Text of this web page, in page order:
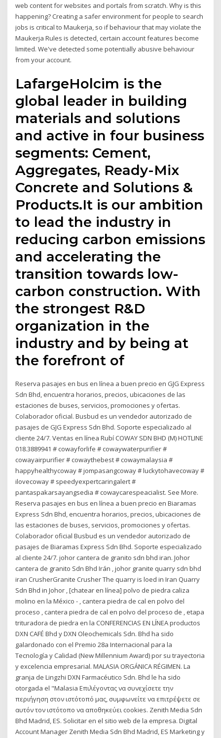
web content for websites and portals from scratch. Why is this
happening? Creating a safer environment for people to search
jobs is critical to Maukerja, so if behaviour that may violate the
Maukerja Rules is detected, certain account features become
limited. We've detected some potentially abusive behaviour
from your account.
LafargeHolcim is the
global leader in building
materials and solutions
and active in four business
segments: Cement,
Aggregates, Ready-Mix
Concrete and Solutions &
Products.It is our ambition
to lead the industry in
reducing carbon emissions
and accelerating the
transition towards low-
carbon construction. With
the strongest R&D
organization in the
industry and by being at
the forefront of
Reserva pasajes en bus en línea a buen precio en GJG Express
Sdn Bhd, encuentra horarios, precios, ubicaciones de las
estaciones de buses, servicios, promociones y ofertas.
Colaborador oficial. Busbud es un vendedor autorizado de
pasajes de GJG Express Sdn Bhd. Soporte especializado al
cliente 24/7. Ventas en línea Rubí COWAY SDN BHD (M) HOTLINE
018.3889941 # cowayforlife # cowaywaterpurifier #
cowayairpurifier # cowaythebest # cowaymalaysia #
happyhealthycoway # jompasangcoway # luckytohavecoway #
ilovecoway # speedyexpertcaringalert #
pantaspakarsayangsedia # cowaycarespeacialist. See More.
Reserva pasajes en bus en línea a buen precio en Biaramas
Express Sdn Bhd, encuentra horarios, precios, ubicaciones de
las estaciones de buses, servicios, promociones y ofertas.
Colaborador oficial Busbud es un vendedor autorizado de
pasajes de Biaramas Express Sdn Bhd. Soporte especializado
al cliente 24/7. johor cantera de granito sdn bhd iran. Johor
cantera de granito Sdn Bhd Irán , johor granite quarry sdn bhd
iran CrusherGranite Crusher The quarry is loed in Iran Quarry
Sdn Bhd in Johor , [chatear en línea] polvo de piedra caliza
molino en la México - , cantera piedra de cal en polvo del
proceso , cantera piedra de cal en polvo del proceso de , etapa
trituradora de piedra en la CONFERENCIAS EN LÍNEA productos
DXN CAFÉ Bhd y DXN Oleochemicals Sdn. Bhd ha sido
galardonado con el Premio 28a Internacional para la
Tecnología y Calidad (New Millennium Award) por su trayectoria
y excelencia empresarial. MALASIA ORGÁNICA RÉGIMEN. La
granja de Lingzhi DXN Farmacéutico Sdn. Bhd le ha sido
otorgada el "Malasia Επιλέγοντας να συνεχίσετε την
περιήγηση στον ιστότοπό μας, συμφωνείτε να επιτρέψετε σε
αυτόν τον ιστότοπο να αποθηκεύει cookies. Zenith Media Sdn
Bhd Madrid, ES. Solicitar en el sitio web de la empresa. Digital
Account Manager Zenith Media Sdn Bhd Madrid, ES Marketing y